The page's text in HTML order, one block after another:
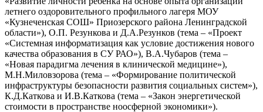
летнего оздоровительного профильного лагеря МОУ
«Кузнеченская СОШ» Приозерского района Ленинградской
области»), О.П. Резункова и Д.А.Резунков (тема – «Проект
«Системная информатизация как условие достижения нового
качества образования в СУ РАО»), В.А.Чубаров (тема –
«Новая парадигма лечения в клинической медицине»),
М.Н.Миловзорова (тема – «Формирование политической
инфраструктуры безопасности развития социальных систем»),
К.Д.Каткова и И.В.Каткова (тема – «Закон энергетической
стоимости в пространстве ноосферной экономики»).